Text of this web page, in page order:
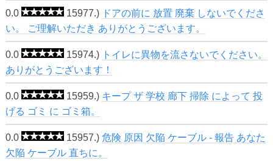
0.0 15977.)
ドアの前に 放置 廃棄 しないでくださ
い。 ご理解いただき ありがとうございます。
0.0 15974.)
トイレに異物を流さないでください。
ありがとうございます！
0.0 15959.) キープ ザ 学校 廊下 掃除 によって 投
げる ゴミ に ゴミ箱。
0.0 15957.) 危険 原因 欠陥 ケーブル - 報告 あなた
欠陥 ケーブル 直ちに。